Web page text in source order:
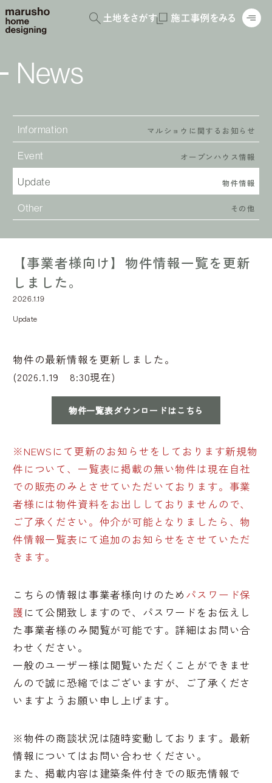
News
Information マルショウに関するお知らせ
Event オープンハウス情報
Update 物件情報
Other その他
【事業者様向け】物件情報一覧を更新
しました。
2026.1.19
Update
物件の最新情報を更新しました。
(2026.1.19 8:30現在)
物件一覧表ダウンロードはこちら
※NEWSにて更新のお知らせをしております新規物
件について、一覧表に掲載の無い物件は現在自社
での販売のみとさせていただいております。事業
者様には物件資料をお出ししておりませんので、
ご了承ください。仲介が可能となりましたら、物
件情報一覧表にて追加のお知らせをさせていただ
きます。
こちらの情報は事業者様向けのため パスワード保
護 にて公開致しますので、パスワードをお伝えし
た事業者様のみ閲覧が可能です。詳細はお問い合
わせください。
一般のユーザー様は閲覧いただくことができませ
んので誠に恐縮ではございますが、ご了承くださ
いますようお願い申し上げます。
※物件の商談状況は随時変動しております。最新
情報についてはお問い合わせください。
また、掲載内容は建築条件付きでの販売情報で